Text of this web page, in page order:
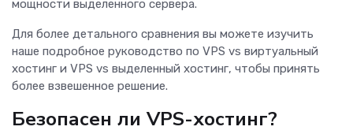
мощности выделенного сервера.
Для более детального сравнения вы можете изучить
наше подробное руководство по VPS vs виртуальный
хостинг и VPS vs выделенный хостинг, чтобы принять
более взвешенное решение.
Безопасен ли VPS-хостинг?